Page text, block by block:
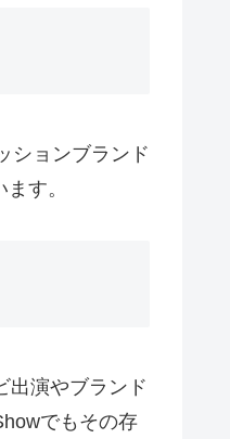
ションブランド
す。
出演やブランド
でもその存